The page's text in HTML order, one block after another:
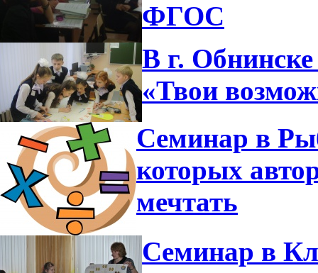
ФГОС
В г.
«Твои
Семинар в
которых
мечтать
Семинар в